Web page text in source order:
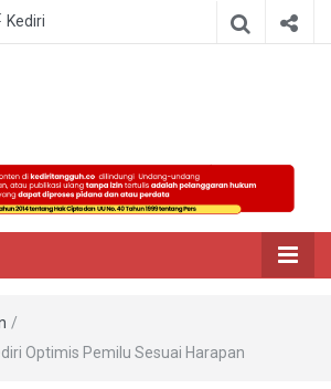
Kediri
Tangguh
/
Optimis Pemilu Sesuai Harapan